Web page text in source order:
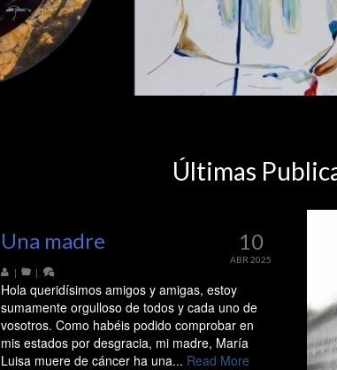
Últimas
10
ABR 2025
Una madre
| |
Hola queridísimos amigos y amigas, estoy
sumamente orgulloso de todos y cada uno de
vosotros. Como habéis podido comprobar en
mis estados por desgracia, mi madre, María
Luisa muere de cáncer ha una... Read More